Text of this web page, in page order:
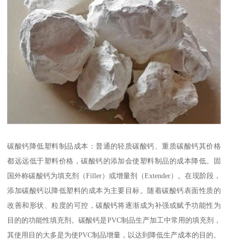
碳酸钙降低塑料制品成本：普通的轻质碳酸钙、重质碳酸钙其价格
都远远低于塑料价格，碳酸钙的添加会使塑料制品的成本降低。固
国外称碳酸钙为填充剂（Filler）或增量剂（Extender）。在现阶段，
添加碳酸钙以降低塑料的成本为主要目标。随着碳酸钙表面性质的
改善和形状、粒度的可控，碳酸钙将逐渐成为补强或赋予功能性为
目的的功能性填充剂。碳酸钙是PVC制品生产加工中常用的填充剂，
其使用目的大多是为使PVC制品增量，以达到降低生产成本的目的。